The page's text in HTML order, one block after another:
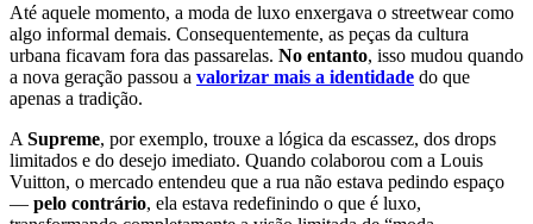
Até aquele momento, a moda de luxo enxergava o streetwear como
algo informal demais. Consequentemente, as peças da cultura
urbana ficavam fora das passarelas. No entanto, isso mudou quando
a nova geração passou a valorizar mais a identidade do que
apenas a tradição.
A Supreme, por exemplo, trouxe a lógica da escassez, dos drops
limitados e do desejo imediato. Quando colaborou com a Louis
Vuitton, o mercado entendeu que a rua não estava pedindo espaço
— pelo contrário, ela estava redefinindo o que é luxo,